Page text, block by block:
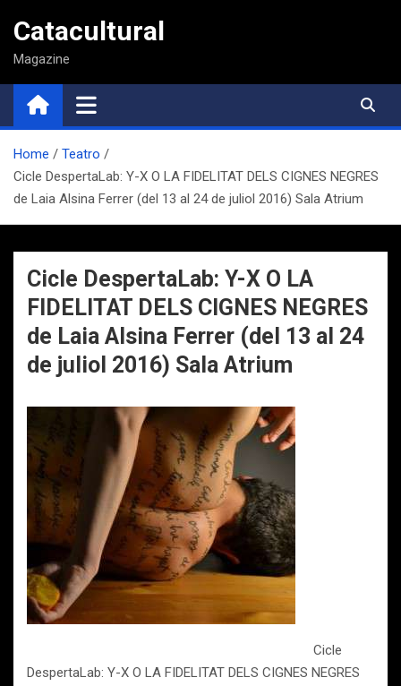
contenido
Catacultural
Magazine
Home
Teatro
Cicle DespertaLab: Y-X O LA FIDELITAT DELS CIGNES NEGRES
de Laia Alsina Ferrer (del 13 al 24 de juliol 2016) Sala Atrium
Cicle DespertaLab: Y-X O LA
FIDELITAT DELS CIGNES NEGRES
de Laia Alsina Ferrer (del 13 al 24
de juliol 2016) Sala Atrium
Cicle
DespertaLab: Y-X O LA FIDELITAT DELS CIGNES NEGRES